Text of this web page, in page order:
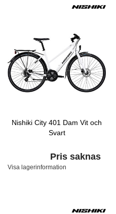
Nishiki City 401 Dam Vit och
Svart
Pris saknas
Visa lagerinformation